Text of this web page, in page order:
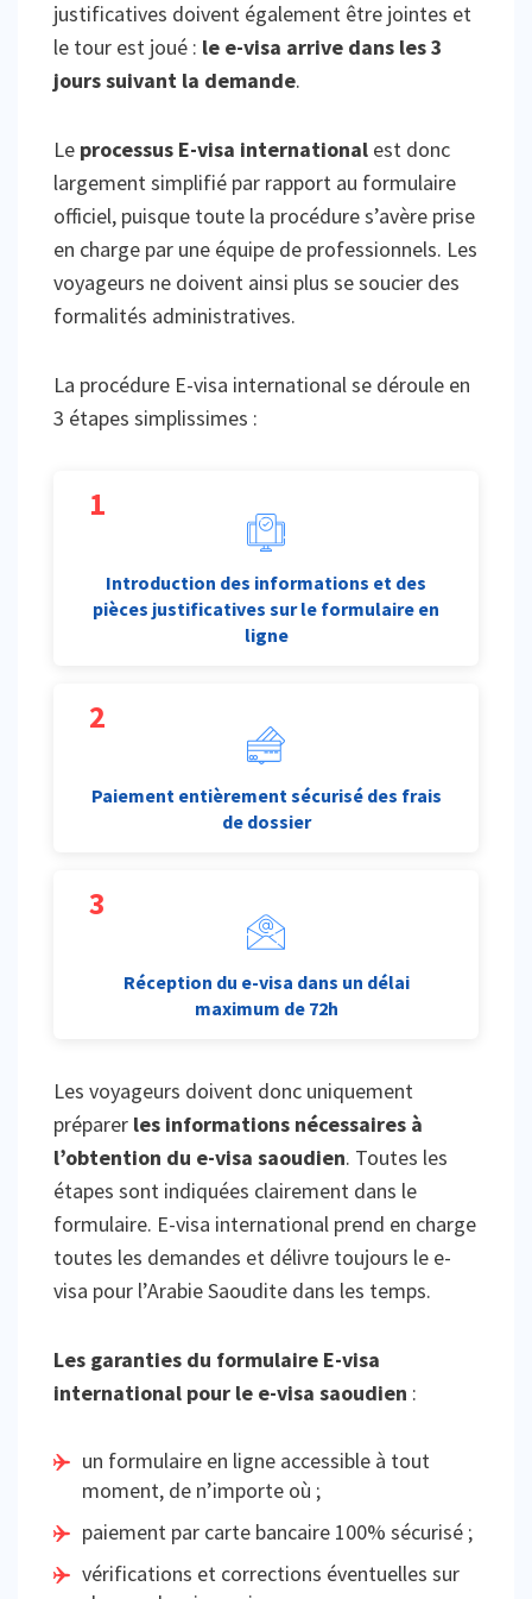
justificatives doivent également être jointes et
le tour est joué : le e-visa arrive dans les 3
jours suivant la demande.
Le processus E-visa international est donc
largement simplifié par rapport au formulaire
officiel, puisque toute la procédure s’avère prise
en charge par une équipe de professionnels. Les
voyageurs ne doivent ainsi plus se soucier des
formalités administratives.
La procédure E-visa international se déroule en
3 étapes simplissimes :
1
Introduction des informations et des
pièces justificatives sur le formulaire en
ligne
2
Paiement entièrement sécurisé des frais
de dossier
3
Réception du e-visa dans un délai
maximum de 72h
Les voyageurs doivent donc uniquement
préparer les informations nécessaires à
l’obtention du e-visa saoudien. Toutes les
étapes sont indiquées clairement dans le
formulaire. E-visa international prend en charge
toutes les demandes et délivre toujours le e-
visa pour l’Arabie Saoudite dans les temps.
Les garanties du formulaire E-visa
international pour le e-visa saoudien :
un formulaire en ligne accessible à tout
moment, de n’importe où ;
paiement par carte bancaire 100% sécurisé ;
vérifications et corrections éventuelles sur